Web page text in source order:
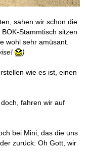
sahen wir schon die
Stammtisch sitzen
wohl sehr amüsant.
)
wie es ist, einen
fahren wir auf
bei Mini, das die uns
zurück: Oh Gott, wir